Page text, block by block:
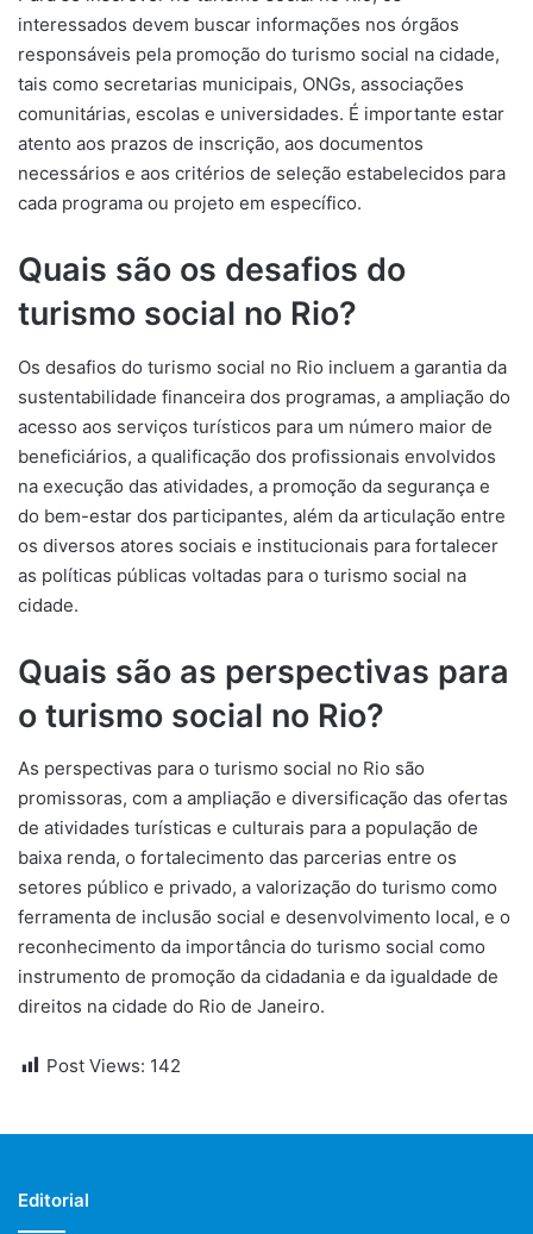
interessados devem buscar informações nos órgãos
responsáveis pela promoção do turismo social na cidade,
tais como secretarias municipais, ONGs, associações
comunitárias, escolas e universidades. É importante estar
atento aos prazos de inscrição, aos documentos
necessários e aos critérios de seleção estabelecidos para
cada programa ou projeto em específico.
Quais são os desafios do
turismo social no Rio?
Os desafios do turismo social no Rio incluem a garantia da
sustentabilidade financeira dos programas, a ampliação do
acesso aos serviços turísticos para um número maior de
beneficiários, a qualificação dos profissionais envolvidos
na execução das atividades, a promoção da segurança e
do bem-estar dos participantes, além da articulação entre
os diversos atores sociais e institucionais para fortalecer
as políticas públicas voltadas para o turismo social na
cidade.
Quais são as perspectivas para
o turismo social no Rio?
As perspectivas para o turismo social no Rio são
promissoras, com a ampliação e diversificação das ofertas
de atividades turísticas e culturais para a população de
baixa renda, o fortalecimento das parcerias entre os
setores público e privado, a valorização do turismo como
ferramenta de inclusão social e desenvolvimento local, e o
reconhecimento da importância do turismo social como
instrumento de promoção da cidadania e da igualdade de
direitos na cidade do Rio de Janeiro.
Post Views: 142
Editorial